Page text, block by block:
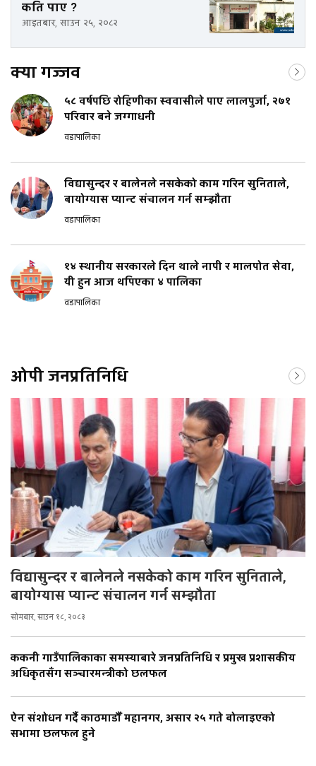
कति पाए ?
आइतबार, साउन २५, २०८२
क्या गज्जव
५८ वर्षपछि रोहिणीका स्ववासीले पाए लालपुर्जा, २७१
परिवार बने जग्गाधनी
वडापालिका
विद्यासुन्दर र बालेनले नसकेको काम गरिन सुनिताले,
बायोग्यास प्यान्ट संचालन गर्न सम्झौता
वडापालिका
१४ स्थानीय सरकारले दिन थाले नापी र मालपोत सेवा,
यी हुन आज थपिएका ४ पालिका
वडापालिका
ओपी जनप्रतिनिधि
विद्यासुन्दर र बालेनले नसकेको काम गरिन सुनिताले,
बायोग्यास प्यान्ट संचालन गर्न सम्झौता
सोमबार, साउन १८, २०८३
ककनी गाउँपालिकाका समस्याबारे जनप्रतिनिधि र प्रमुख प्रशासकीय
अधिकृतसँग सञ्चारमन्त्रीको छलफल
ऐन संशोधन गर्दै काठमाडौँ महानगर, असार २५ गते बोलाइएको
सभामा छलफल हुने